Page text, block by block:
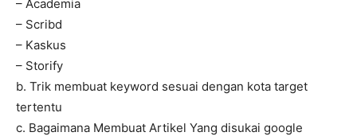
– Academia
– Scribd
– Kaskus
– Storify
b. Trik membuat keyword sesuai dengan kota target
tertentu
c. Bagaimana Membuat Artikel Yang disukai google